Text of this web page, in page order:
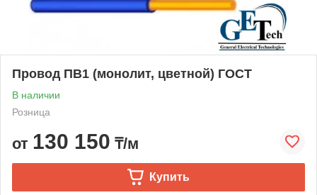
Провод ПВ1 (монолит, цветной) ГОСТ
В наличии
Розница
от 130 150 ₸/м
Купить